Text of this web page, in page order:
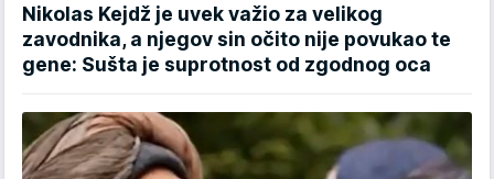
Nikolas Kejdž je uvek važio za velikog
zavodnika, a njegov sin očito nije povukao te
gene: Sušta je suprotnost od zgodnog oca